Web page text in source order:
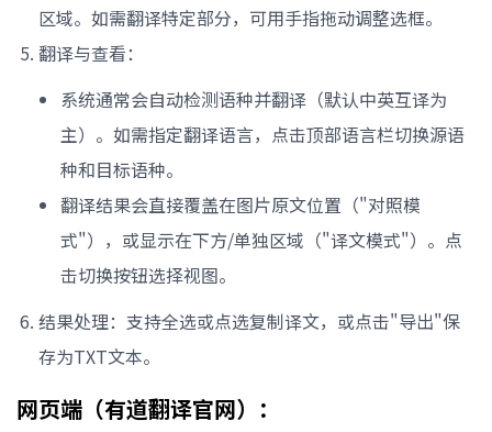
区域。如需翻译特定部分，可用手指拖动调整选框。
翻译与查看：
系统通常会自动检测语种并翻译（默认中英互译为
主）。如需指定翻译语言，点击顶部语言栏切换源语
种和目标语种。
翻译结果会直接覆盖在图片原文位置（"对照模
式"），或显示在下方/单独区域（"译文模式"）。点
击切换按钮选择视图。
结果处理：支持全选或点选复制译文，或点击"导出"保
存为TXT文本。
网页端（有道翻译官网）：